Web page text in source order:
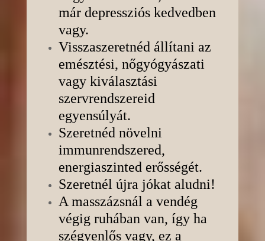
már depressziós kedvedben
vagy.
Visszaszeretnéd állítani az
emésztési, nőgyógyászati
vagy kiválasztási
szervrendszereid
egyensúlyát.
Szeretnéd növelni
immunrendszered,
energiaszinted erősségét.
Szeretnél újra jókat aludni!
A masszázsnál a vendég
végig ruhában van, így ha
szégyenlős vagy, ez a